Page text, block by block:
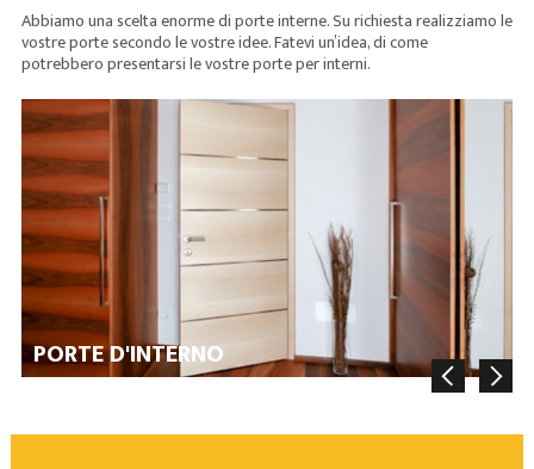
Abbiamo una scelta enorme di porte interne. Su richiesta realizziamo le
vostre porte secondo le vostre idee. Fatevi un’idea, di come
potrebbero presentarsi le vostre porte per interni.
PORTE D'INTERNO